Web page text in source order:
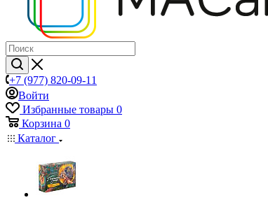
+7 (977) 820-09-11
Войти
Избранные товары 0
Корзина 0
Каталог